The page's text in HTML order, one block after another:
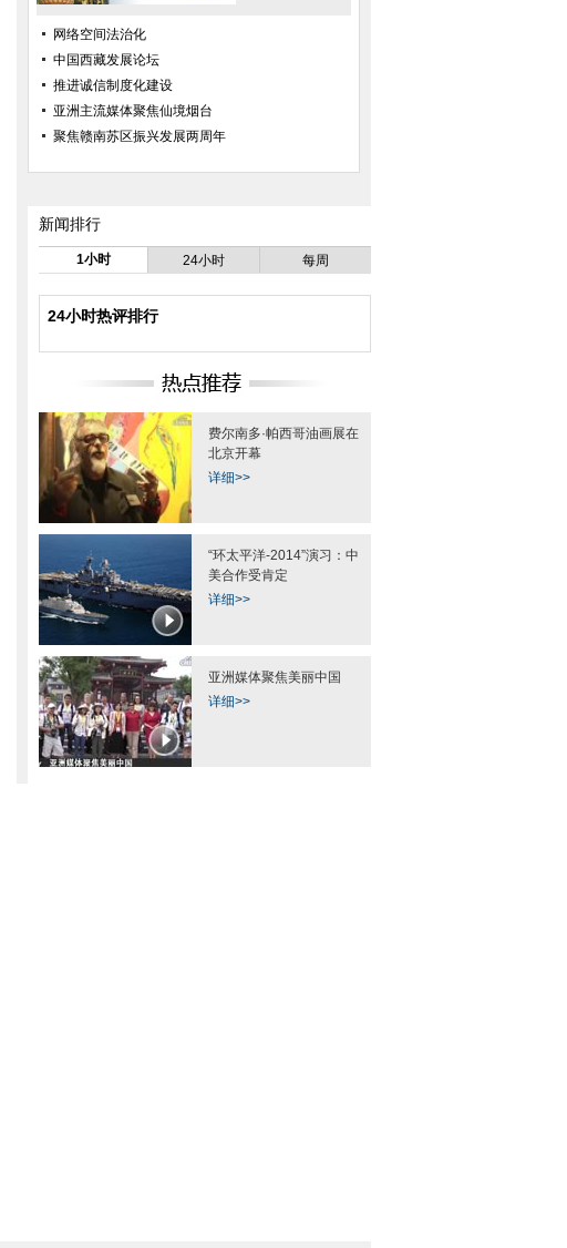
僵持十余小时
散落在世界各地的一块块柏林墙
海南屯昌：妻子率众捉奸 反贪局
长已停职检查
网络空间法治化
中国西藏发展论坛
推进诚信制度化建设
亚洲主流媒体聚焦仙境烟台
聚焦赣南苏区振兴发展两周年
新闻排行
1小时 24小时 每周
24小时热评排行
费尔南多·帕西哥油画展在
北京开幕
详细>>
“环太平洋-2014”演习：中
美合作受肯定
详细>>
亚洲媒体聚焦美丽中国
详细>>